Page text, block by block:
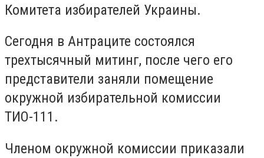
Комитета избирателей Украины.
Сегодня в Антраците состоялся
трехтысячный митинг, после чего его
представители заняли помещение
окружной избирательной комиссии
ТИО-111.
Членом окружной комиссии приказали